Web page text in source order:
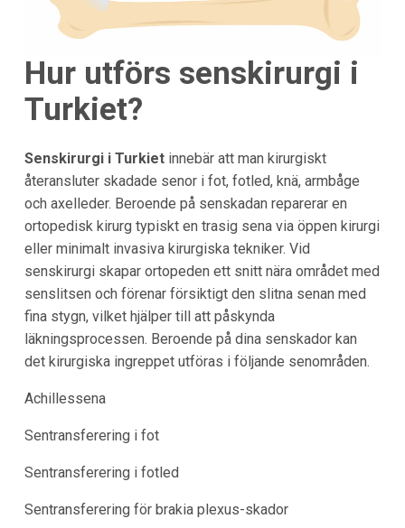
Hur utförs senskirurgi i
Turkiet?
Senskirurgi i Turkietinnebär att man kirurgiskt
återansluter skadade senor i fot, fotled, knä, armbåge
och axelleder. Beroende på senskadan reparerar en
ortopedisk kirurg typiskt en trasig sena via öppen kirurgi
eller minimalt invasiva kirurgiska tekniker. Vid
senskirurgi skapar ortopeden ett snitt nära området med
senslitsen och förenar försiktigt den slitna senan med
fina stygn, vilket hjälper till att påskynda
läkningsprocessen. Beroende på dina senskador kan
det kirurgiska ingreppet utföras i följande senområden.
Achillessena
Sentransferering i fot
Sentransferering i fotled
Sentransferering för brakia plexus-skador